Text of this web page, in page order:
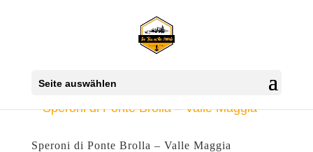
Seite auswählen
Speroni di Ponte Brolla – Valle Maggia